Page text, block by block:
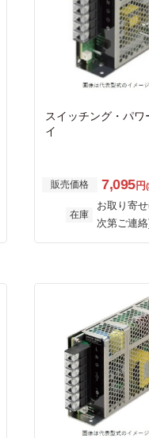
スイッチング・パワ
イ
販売価格 7,095円
在庫
お取り寄
次第ご連